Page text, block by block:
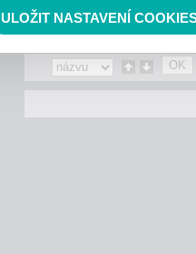
ULOŽIT NASTAVENÍ